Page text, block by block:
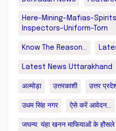
Here-Mining-Mafias-
Inspectors-Uniform-Torn
Know The Reason...
Latest News Uttarakhand
अल्मोड़ा उत्तरकाशी उत्तर
उधम सिंह नगर ऐसे करें आवेदन...
जघन्य: यंहा खनन माफियाओं के